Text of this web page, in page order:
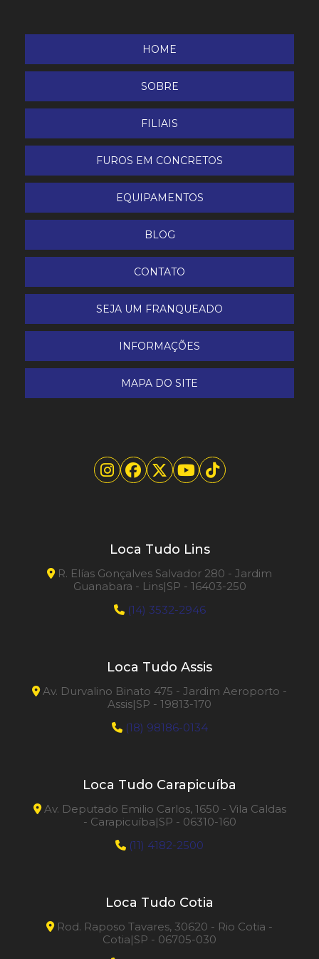
Lavadora e Secadora de Piso
LAVADORA HD 9/23 Diesel Kärtcher
Lavadora Portátil Água Quente
PUZZI 30/4
Pistola telescópica 1,8 à 5,4 m
Polidora UHS
Pulverizador Tanque Químico
Raspa-taco
Varredeira Profissional
HOME
SOBRE
FILIAIS
FUROS EM CONCRETOS
EQUIPAMENTOS
BLOG
CONTATO
SEJA UM FRANQUEADO
INFORMAÇÕES
MAPA DO SITE
Loca Tudo Lins
R. Elías Gonçalves Salvador 280 - Jardim
Guanabara - Lins|SP - 16403-250
(14) 3532-2946
Loca Tudo Assis
Av. Durvalino Binato 475 - Jardim Aeroporto -
Assis|SP - 19813-170
(18) 98186-0134
Loca Tudo Carapicuíba
Av. Deputado Emilio Carlos, 1650 - Vila Caldas
- Carapicuíba|SP - 06310-160
(11) 4182-2500
Loca Tudo Cotia
Rod. Raposo Tavares, 30620 - Rio Cotia -
Cotia|SP - 06705-030